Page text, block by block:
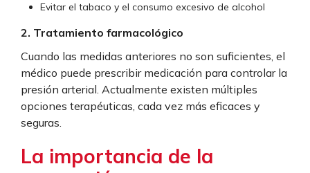
Evitar el tabaco y el consumo excesivo de alcohol
2. Tratamiento farmacológico
Cuando las medidas anteriores no son suficientes, el
médico puede prescribir medicación para controlar la
presión arterial. Actualmente existen múltiples
opciones terapéuticas, cada vez más eficaces y
seguras.
La importancia de la